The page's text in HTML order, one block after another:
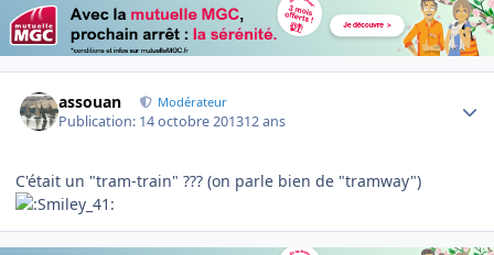
assouan Modérateur
Publication: 14 octobre 201312 ans
C'était un "tram-train" ??? (on parle bien de "tramway")